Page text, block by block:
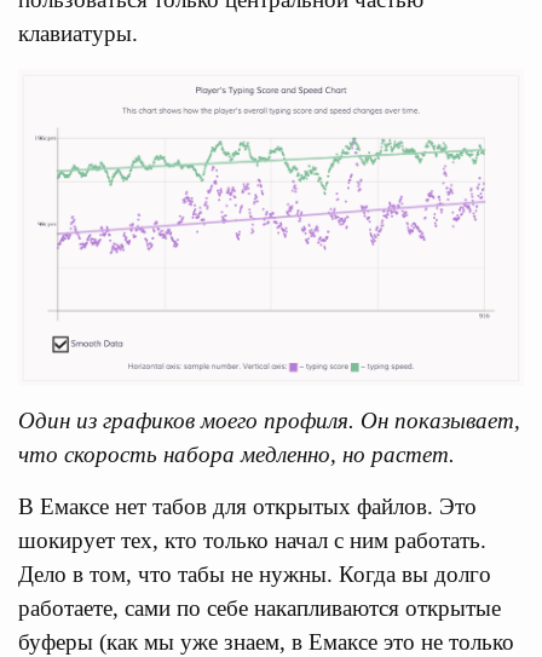
клавиатуры.
Один из графиков моего профиля. Он показывает,
что скорость набора медленно, но растет.
В Емаксе нет табов для открытых файлов. Это
шокирует тех, кто только начал с ним работать.
Дело в том, что табы не нужны. Когда вы долго
работаете, сами по себе накапливаются открытые
буферы (как мы уже знаем, в Емаксе это не только